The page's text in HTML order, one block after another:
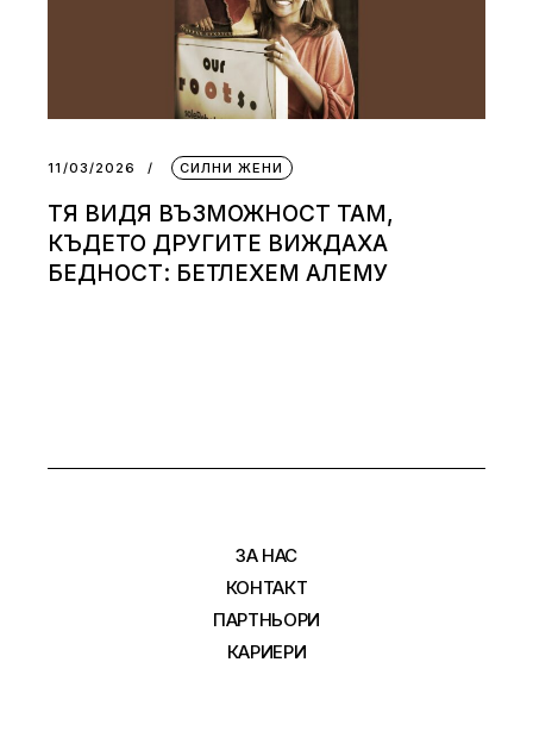
11/03/2026 СИЛНИ ЖЕНИ
ТЯ ВИДЯ ВЪЗМОЖНОСТ ТАМ,
КЪДЕТО ДРУГИТЕ ВИЖДАХА
БЕДНОСТ: БЕТЛЕХЕМ АЛЕМУ
ЗА НАС
КОНТАКТ
ПАРТНЬОРИ
КАРИЕРИ